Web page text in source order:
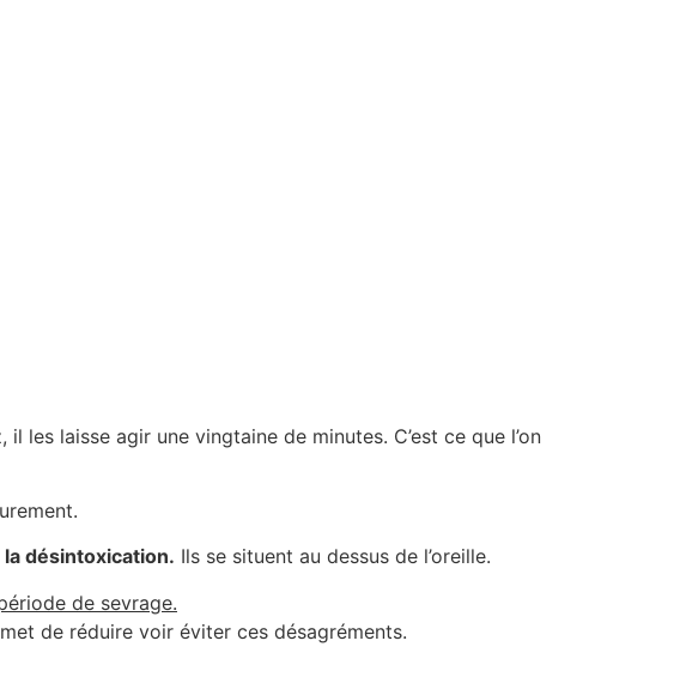
les laisse agir une vingtaine de minutes. C’est ce que l’on
la désintoxication. Ils se situent au dessus de l’oreille.
de sevrage.
de réduire voir éviter ces désagréments.